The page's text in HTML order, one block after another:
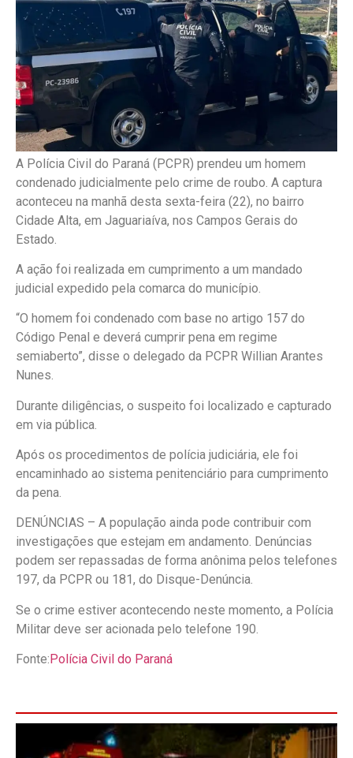
A Polícia Civil do Paraná (PCPR) prendeu um homem
condenado judicialmente pelo crime de roubo. A captura
aconteceu na manhã desta sexta-feira (22), no bairro
Cidade Alta, em Jaguariaíva, nos Campos Gerais do
Estado.
A ação foi realizada em cumprimento a um mandado
judicial expedido pela comarca do município.
“O homem foi condenado com base no artigo 157 do
Código Penal e deverá cumprir pena em regime
semiaberto”, disse o delegado da PCPR Willian Arantes
Nunes.
Durante diligências, o suspeito foi localizado e capturado
em via pública.
Após os procedimentos de polícia judiciária, ele foi
encaminhado ao sistema penitenciário para cumprimento
da pena.
DENÚNCIAS – A população ainda pode contribuir com
investigações que estejam em andamento. Denúncias
podem ser repassadas de forma anônima pelos telefones
197, da PCPR ou 181, do Disque-Denúncia.
Se o crime estiver acontecendo neste momento, a Polícia
Militar deve ser acionada pelo telefone 190.
Fonte: Polícia Civil do Paraná